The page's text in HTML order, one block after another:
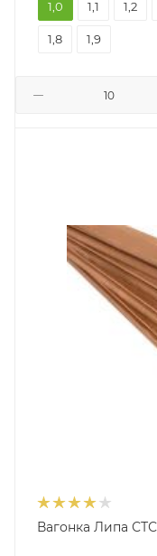
1,0 1,1 1,2
1,8 1,9
Вагонка Липа